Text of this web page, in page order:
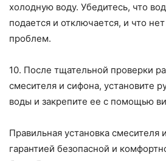
холодную воду. Убедитесь, что
подается и отключается, и что
проблем.
10. После тщательной проверки
смесителя и сифона, установите
воды и закрепите ее с помощью
Правильная установка смесителя
гарантией безопасной и